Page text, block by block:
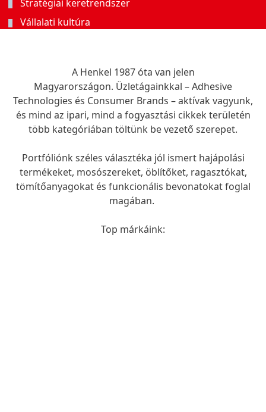
Stratégiai keretrendszer
Vállalati kultúra
A Henkel 1987 óta van jelen
Magyarországon. Üzletágainkkal – Adhesive
Technologies és Consumer Brands – aktívak vagyunk,
és mind az ipari, mind a fogyasztási cikkek területén
több kategóriában töltünk be vezető szerepet.
Portfóliónk széles választéka jól ismert hajápolási
termékeket, mosószereket, öblítőket, ragasztókat,
tömítőanyagokat és funkcionális bevonatokat foglal
magában.
Top márkáink: